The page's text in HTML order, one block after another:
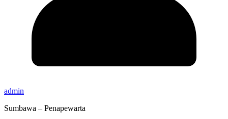
admin
Sumbawa – Penapewarta